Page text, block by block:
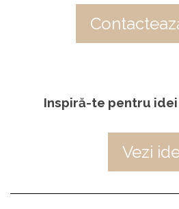
Inspiră-te pentru
Vezi